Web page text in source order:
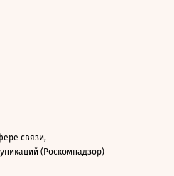
связи,
(Роскомнадзор)